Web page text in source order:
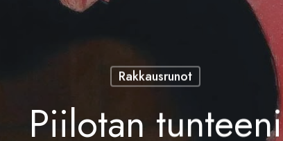
Rakkausrunot
Piilotan tunteeni